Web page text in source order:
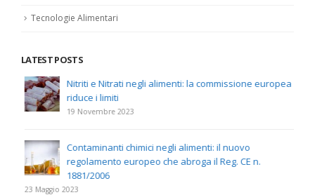
Tecnologie Alimentari
LATEST POSTS
Nitriti e Nitrati negli alimenti: la commissione europea
riduce i limiti
19 Novembre 2023
Contaminanti chimici negli alimenti: il nuovo
regolamento europeo che abroga il Reg. CE n.
1881/2006
23 Maggio 2023